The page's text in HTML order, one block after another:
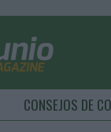
CONSEJOS DE